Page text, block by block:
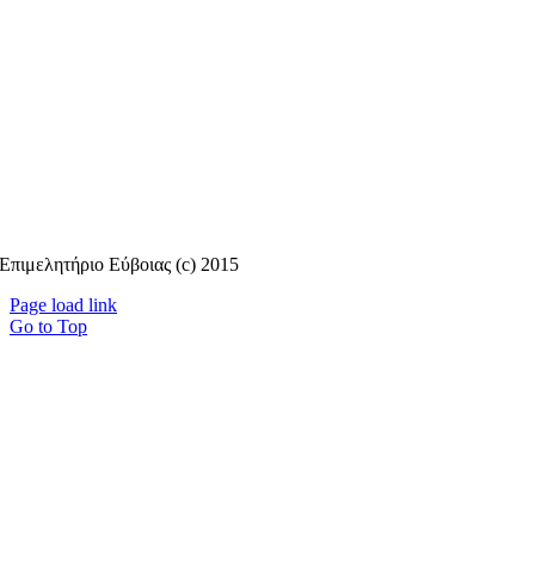
Επιμελητήριο Εύβοιας (c) 2015
Page load link
Go to Top